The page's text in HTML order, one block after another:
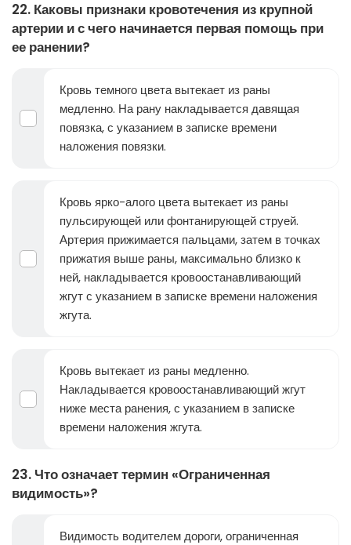
22. Каковы признаки кровотечения из крупной
артерии и с чего начинается первая помощь при
ее ранении?
Кровь темного цвета вытекает из раны
медленно. На рану накладывается давящая
повязка, с указанием в записке времени
наложения повязки.
Кровь ярко-алого цвета вытекает из раны
пульсирующей или фонтанирующей струей.
Артерия прижимается пальцами, затем в точках
прижатия выше раны, максимально близко к
ней, накладывается кровоостанавливающий
жгут с указанием в записке времени наложения
жгута.
Кровь вытекает из раны медленно.
Накладывается кровоостанавливающий жгут
ниже места ранения, с указанием в записке
времени наложения жгута.
23. Что означает термин «Ограниченная
видимость»?
Видимость водителем дороги, ограниченная